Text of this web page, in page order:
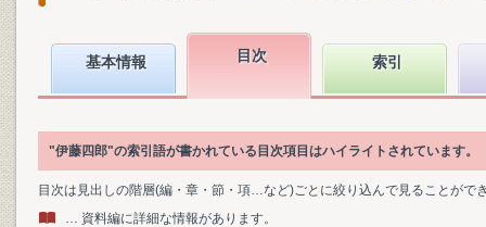
基本情報 目次 索引
"伊藤四郎"の索引語が書かれている目次項目はハイライトされています。
目次は見出しの階層(編・章・節・項…など)ごとに絞り込んで見ることがで
… 資料編に詳細な情報があります。